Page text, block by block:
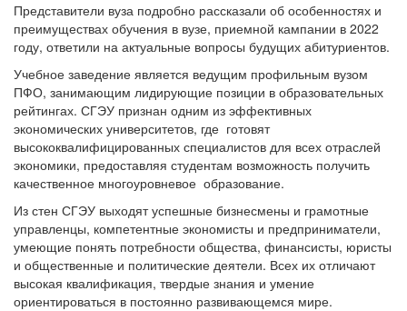
Представители вуза подробно рассказали об особенностях и
преимуществах обучения в вузе, приемной кампании в 2022
году, ответили на актуальные вопросы будущих абитуриентов.
Учебное заведение является ведущим профильным вузом
ПФО, занимающим лидирующие позиции в образовательных
рейтингах. СГЭУ признан одним из эффективных
экономических университетов, где готовят
высококвалифицированных специалистов для всех отраслей
экономики, предоставляя студентам возможность получить
качественное многоуровневое образование.
Из стен СГЭУ выходят успешные бизнесмены и грамотные
управленцы, компетентные экономисты и предприниматели,
умеющие понять потребности общества, финансисты, юристы
и общественные и политические деятели. Всех их отличают
высокая квалификация, твердые знания и умение
ориентироваться в постоянно развивающемся мире.